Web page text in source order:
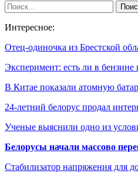
Интересное:
Отец-одиночка из Брестской
Эксперимент: есть ли в
В Китае показали атомную
24-летний белорус продал
Ученые выяснили одно из
Белорусы начали массово
Стабилизатор напряжения для